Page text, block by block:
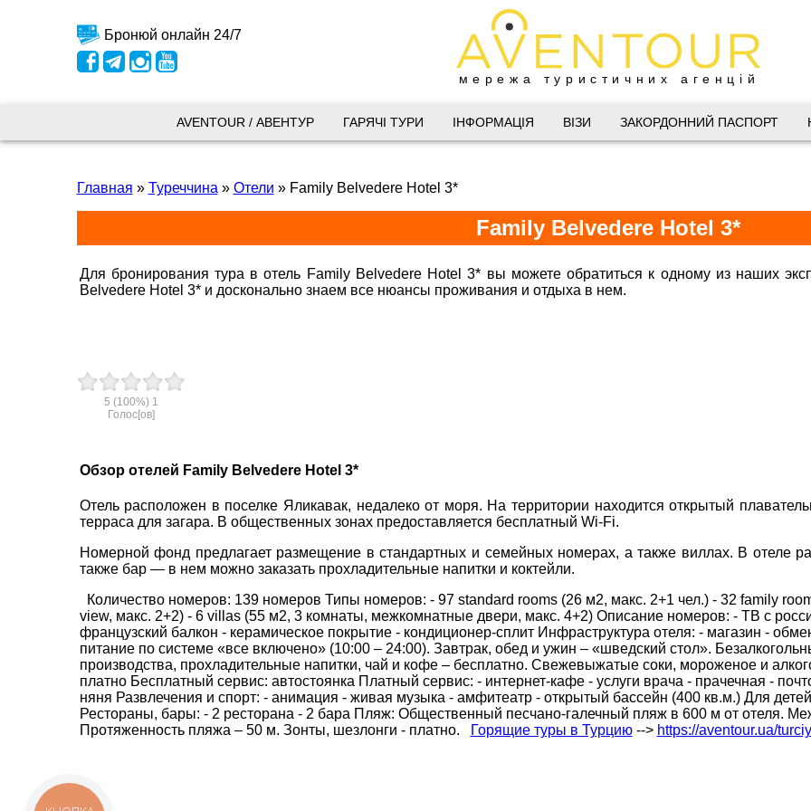
Бронюй онлайн 24/7
мережа туристичних агенцій
+38 (067) 180-32-43
+38 (099) 180-32-43,
+38 (093) 180-32-43,
0800 33 01 80
kyiv@aventour.ua
Пн. - Пт. 9:00 - 18:00
Дніпро
Запоріжжя
+38 (099) 180-32-43
+38 (093) 180-32-43,
0800 33 01 80
zp_city@aventour.ua
Пн. - Пт. 9:00 - 18:00
Сб 10:00 - 15:00
AVENTOUR / АВЕНТУР ГАРЯЧІ ТУРИ ІНФОРМАЦІЯ ВІЗИ ЗАКОРДОННИЙ ПАСПОРТ
Главная » Туреччина » Отели » Family Belvedere Hotel 3*
Family Belvedere Hotel 3*
Для бронирования тура в отель Family Belvedere Hotel 3* вы можете обратиться к одному из наших
Belvedere Hotel 3* и досконально знаем все нюансы проживания и отдыха в нем.
5 (100%) 1
Голос[ов]
Обзор отелей Family Belvedere Hotel 3*
Отель расположен в поселке Яликавак, недалеко от моря. На территории находится открытый
терраса для загара. В общественных зонах предоставляется бесплатный Wi-Fi.
Номерной фонд предлагает размещение в стандартных и семейных номерах, а также виллах. В отеле
также бар — в нем можно заказать прохладительные напитки и коктейли.
Количество номеров: 139 номеров Типы номеров: - 97 standard rooms (26 м2, макс. 2+1 чел.) - 32 family
view, макс. 2+2) - 6 villas (55 м2, 3 комнаты, межкомнатные двери, макс. 4+2) Описание номеров: - ТВ с
французский балкон - керамическое покрытие - кондиционер-сплит Инфраструктура отеля: - магазин -
питание по системе «все включено» (10:00 – 24:00). Завтрак, обед и ужин – «шведский стол».
производства, прохладительные напитки, чай и кофе – бесплатно. Свежевыжатые соки, мороженое и
платно Бесплатный сервис: автостоянка Платный сервис: - интернет-кафе - услуги врача - прачечная -
няня Развлечения и спорт: - анимация - живая музыка - амфитеатр - открытый бассейн (400 кв.м.) Для
Рестораны, бары: - 2 ресторана - 2 бара Пляж: Общественный песчано-галечный пляж в 600 м от отеля.
Протяженность пляжа – 50 м. Зонты, шезлонги - платно.
Горящие туры в Турцию--> https://aventour.ua/
*ТЕЛЕФОН
*поля обов'язкові для заповнення